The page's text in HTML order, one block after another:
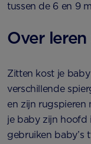
tussen de 6 en 9
Over
Zitten kost je
verschillende
en zijn rugspieren
je baby zijn hoofd
gebruiken baby’s